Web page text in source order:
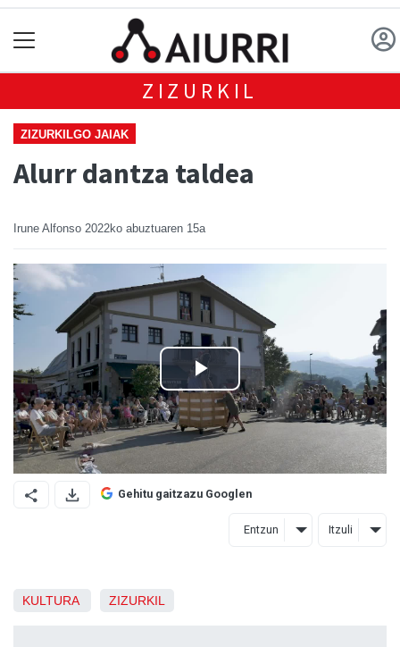
ZIZURKIL
ZIZURKILGO JAIAK
Alurr dantza taldea
Irune Alfonso 2022ko abuztuaren 15a
Gehitu gaitzazu Googlen
Entzun Itzuli
KULTURA ZIZURKIL